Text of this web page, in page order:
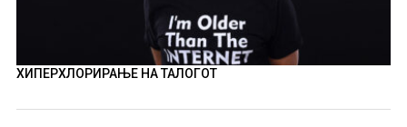
ХИПЕРХЛОРИРАЊЕ НА ТАЛОГОТ